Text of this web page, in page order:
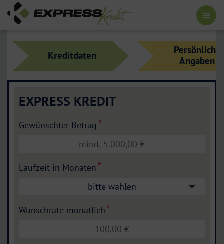
Kreditdaten
Persönliche
Angaben
EXPRESS KREDIT
Gewünschter Betrag
Laufzeit in Monaten
bitte wählen
Wunschrate monatlich